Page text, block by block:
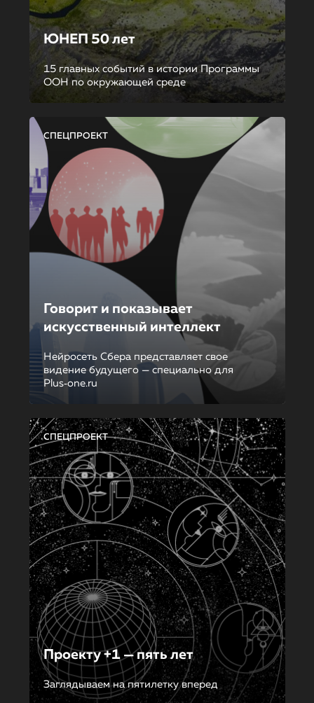
ЮНЕП 50 лет
15 главных событий в истории Программы
ООН по окружающей среде
СПЕЦПРОЕКТ
Говорит и показывает
искусственный интеллект
Нейросеть Сбера представляет свое
видение будущего — специально для
Plus‑one.ru
СПЕЦПРОЕКТ
Проекту +1 — пять лет
Заглядываем на пятилетку вперед